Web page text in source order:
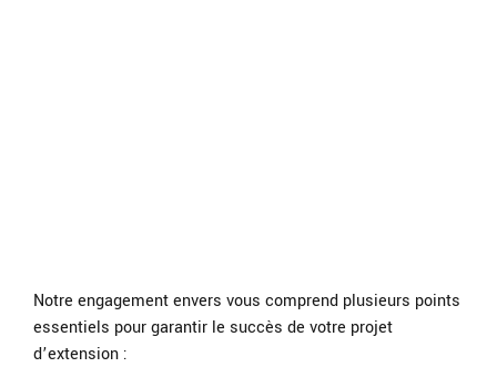
Notre engagement envers vous comprend plusieurs points
essentiels pour garantir le succès de votre projet
d’extension :